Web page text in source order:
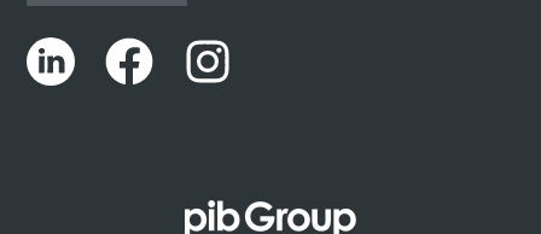
Português
English (UK)